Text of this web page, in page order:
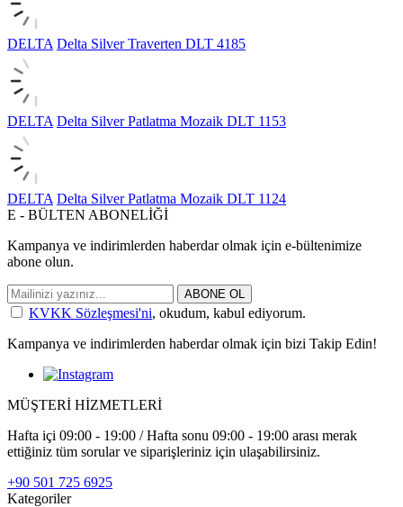
DELTA Delta Silver Traverten DLT 4185
DELTA Delta Silver Patlatma Mozaik DLT 1153
DELTA Delta Silver Patlatma Mozaik DLT 1124
E - BÜLTEN ABONELİĞİ
Kampanya ve indirimlerden haberdar olmak için e-bültenimize
abone olun.
ABONE OL
KVKK Sözleşmesi'ni, okudum, kabul ediyorum.
Kampanya ve indirimlerden haberdar olmak için bizi Takip Edin!
MÜŞTERİ HİZMETLERİ
Hafta içi 09:00 - 19:00 / Hafta sonu 09:00 - 19:00 arası merak
ettiğiniz tüm sorular ve siparişleriniz için ulaşabilirsiniz.
+90 501 725 6925
Kategoriler